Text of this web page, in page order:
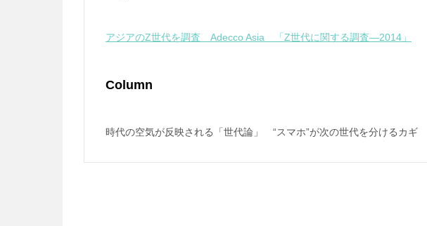
アジアのZ世代を調査 Adecco Asia 「Z世代に関する調査—2014」
Column
時代の空気が反映される「世代論」 “スマホ”が次の世代を分けるカギ